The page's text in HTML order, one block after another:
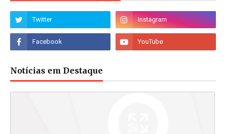
Notícias em Destaque